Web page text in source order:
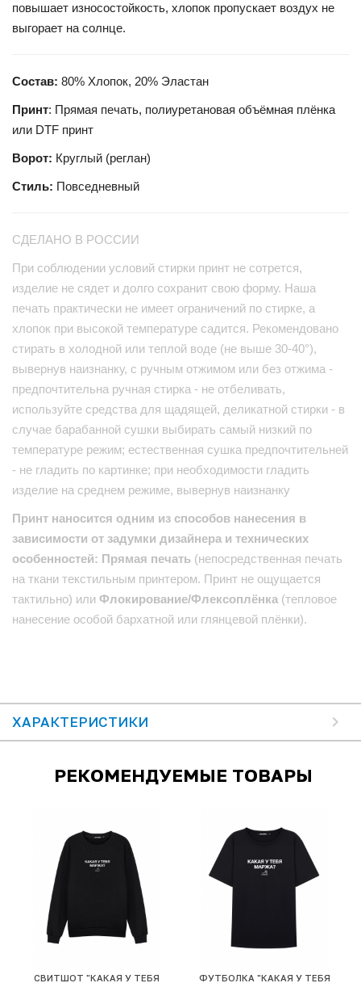
повышает износостойкость, хлопок пропускает воздух не
выгорает на солнце.
Состав: 80% Хлопок, 20% Эластан
Принт: Прямая печать, полиуретановая объёмная плёнка
или DTF принт
Ворот: Круглый (реглан)
Стиль: Повседневный
СДЕЛАНО В РОССИИ
При соблюдении условий стирки принт не сотрется,
изделие не сядет и долго сохранит свою форму. Наша
печать практически не имеет ограничений по стирке, а
хлопок при высокой температуре садится. Рекомендовано
стирать в холодной или теплой воде (не выше 30-40°),
вывернув наизнанку, с ручным отжимом или без отжима -
предпочтительна ручная стирка - не отбеливать,
используйте средства для щадящей, деликатной стирки - в
случае барабанной сушки выбирать самый низкий по
температуре режим; естественная сушка предпочтительней
- не гладить по картинке; при необходимости гладить
изделие на среднем режиме, вывернув наизнанку
Принт наносится одним из способов нанесения в
зависимости от задумки дизайнера и технических
особенностей: Прямая печать (непосредственная печать
на ткани текстильным принтером. Принт не ощущается
тактильно) или Флокирование/Флексоплёнка (тепловое
нанесение особой бархатной или глянцевой плёнки).
ХАРАКТЕРИСТИКИ
РЕКОМЕНДУЕМЫЕ ТОВАРЫ
СВИТШОТ "КАКАЯ У ТЕБЯ
ФУТБОЛКА "КАКАЯ У ТЕБЯ